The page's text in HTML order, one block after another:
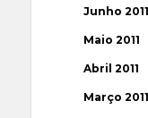
Junho 2011
Maio 2011
Abril 2011
Março 2011